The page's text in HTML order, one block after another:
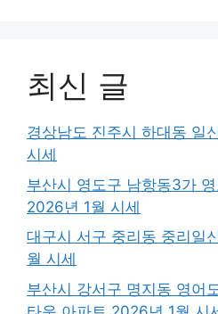
최신 글
경상남도 진주시 하대동 일
시세
부산시 영도구 남항동3가
2026년 1월 시세
대구시 서구 중리동 중리일
월 시세
부산시 강서구 명지동 영어